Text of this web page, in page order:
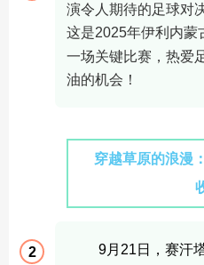
演令人期待的足球对
这是2025年伊利内蒙
一场关键比赛，热爱
油的机会！
穿越草原的浪漫
2
9月21日，赛汗